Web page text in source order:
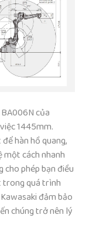
của
1445mm.
hàn hồ quang,
một cách nhanh
cho phép bạn điều
quá trình
đảm bảo
chúng trở nên lý